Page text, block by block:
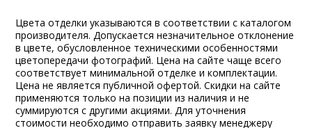
Цвета отделки указываются в соответствии с каталогом
производителя. Допускается незначительное отклонение
в цвете, обусловленное техническими особенностями
цветопередачи фотографий. Цена на сайте чаще всего
соответствует минимальной отделке и комплектации.
Цена не является публичной офертой. Скидки на сайте
применяются только на позиции из наличия и не
суммируются с другими акциями. Для уточнения
стоимости необходимо отправить заявку менеджеру